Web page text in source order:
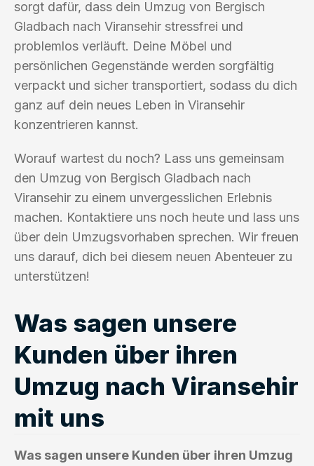
sorgt dafür, dass dein Umzug von Bergisch
Gladbach nach Viransehir stressfrei und
problemlos verläuft. Deine Möbel und
persönlichen Gegenstände werden sorgfältig
verpackt und sicher transportiert, sodass du dich
ganz auf dein neues Leben in Viransehir
konzentrieren kannst.
Worauf wartest du noch? Lass uns gemeinsam
den Umzug von Bergisch Gladbach nach
Viransehir zu einem unvergesslichen Erlebnis
machen. Kontaktiere uns noch heute und lass uns
über dein Umzugsvorhaben sprechen. Wir freuen
uns darauf, dich bei diesem neuen Abenteuer zu
unterstützen!
Was sagen unsere
Kunden über ihren
Umzug nach Viransehir
mit uns
Was sagen unsere Kunden über ihren Umzug